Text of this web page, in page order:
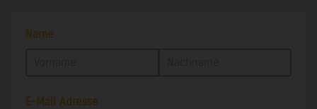
Name
E-Mail Adresse